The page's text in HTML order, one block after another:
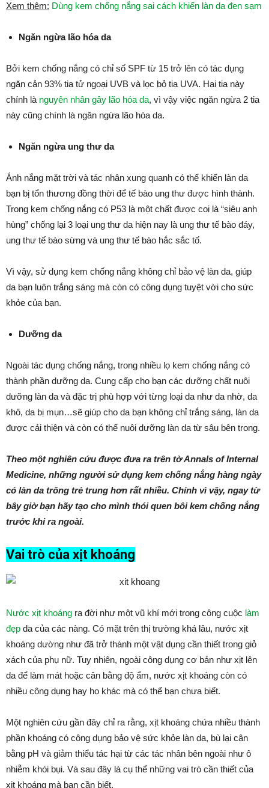
Xem thêm: Dùng kem chống nắng sai cách khiến làn da đen sạm
Ngăn ngừa lão hóa da
Bởi kem chống nắng có chỉ số SPF từ 15 trở lên có tác dụng
ngăn cản 93% tia tử ngoại UVB và lọc bỏ tia UVA. Hai tia này
chính là nguyên nhân gây lão hóa da, vì vậy việc ngăn ngừa 2 tia
này cũng chính là ngăn ngừa lão hóa da.
Ngăn ngừa ung thư da
Ánh nắng mặt trời và tác nhân xung quanh có thể khiến làn da
bạn bị tổn thương đồng thời để tế bào ung thư được hình thành.
Trong kem chống nắng có P53 là một chất được coi là “siêu anh
hùng” chống lại 3 loại ung thư da hiện nay là ung thư tế bào đáy,
ung thư tế bào sừng và ung thư tế bào hắc sắc tố.
Vì vậy, sử dụng kem chống nắng không chỉ bảo vệ làn da, giúp
da bạn luôn trắng sáng mà còn có công dụng tuyệt vời cho sức
khỏe của bạn.
Dưỡng da
Ngoài tác dụng chống nắng, trong nhiều lọ kem chống nắng có
thành phần dưỡng da. Cung cấp cho bạn các dưỡng chất nuôi
dưỡng làn da và đặc trị phù hợp với từng loại da như da nhờ, da
khô, da bị mụn…sẽ giúp cho da bạn không chỉ trắng sáng, làn da
được cải thiện và còn có thể nuôi dưỡng làn da từ sâu bên trong.
Theo một nghiên cứu được đưa ra trên tờ Annals of Internal
Medicine, những người sử dụng kem chống nắng hàng ngày
có làn da trông trẻ trung hơn rất nhiều. Chính vì vậy, ngay từ
bây giờ bạn hãy tạo cho mình thói quen bôi kem chống nắng
trước khi ra ngoài.
Vai trò của xịt khoáng
Nước xịt khoáng ra đời như một vũ khí mới trong công cuộc làm
đẹp da của các nàng. Có mặt trên thị trường khá lâu, nước xịt
khoáng dường như đã trở thành một vật dụng cần thiết trong giỏ
xách của phụ nữ. Tuy nhiên, ngoài công dụng cơ bản như xịt lên
da để làm mát hoặc cân bằng độ ẩm, nước xịt khoáng còn có
nhiều công dụng hay ho khác mà có thể bạn chưa biết.
Một nghiên cứu gần đây chỉ ra rằng, xịt khoáng chứa nhiều thành
phần khoáng có công dụng bảo vệ sức khỏe làn da, bù lại cân
bằng pH và giảm thiểu tác hại từ các tác nhân bên ngoài như ô
nhiễm khói bụi. Và sau đây là cụ thể những vai trò cần thiết của
xịt khoáng mà bạn cần biết.